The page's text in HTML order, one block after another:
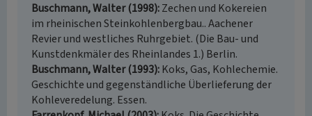
Buschmann, Walter (1998) Zechen und Kokereien
im rheinischen Steinkohlenbergbau.. Aachener
Revier und westliches Ruhrgebiet. (Die Bau- und
Kunstdenkmäler des Rheinlandes 1.) Berlin.
Buschmann, Walter (1993) Koks, Gas, Kohlechemie.
Geschichte und gegenständliche Überlieferung der
Kohleveredelung. Essen.